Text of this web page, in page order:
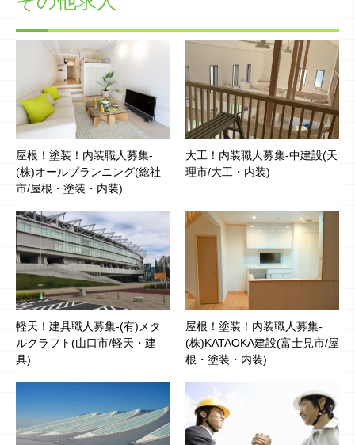
屋根！塗装！内装職人募集-
(株)オールプランニング(総社
市/屋根・塗装・内装)
大工！内装職人募集-中建設(天
理市/大工・内装)
軽天！建具職人募集-(有)メタ
ルクラフト(山口市/軽天・建
具)
屋根！塗装！内装職人募集-
(株)KATAOKA建設(富士見市/屋
根・塗装・内装)